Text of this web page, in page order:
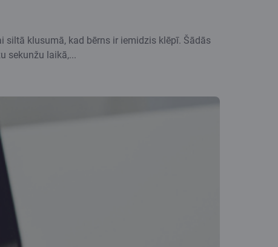
klusumā, kad bērns ir iemidzis klēpī. Šādās
sekunžu laikā,...